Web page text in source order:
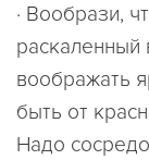
· Вообрази,
воображать
быть от
Надо